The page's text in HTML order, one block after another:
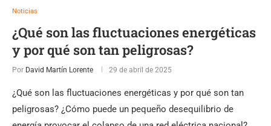
Noticias
¿Qué son las fluctuaciones energéticas
y por qué son tan peligrosas?
Por David Martín Lorente 29 de abril de 2025
¿Qué son las fluctuaciones energéticas y por qué son tan
peligrosas? ¿Cómo puede un pequeño desequilibrio de